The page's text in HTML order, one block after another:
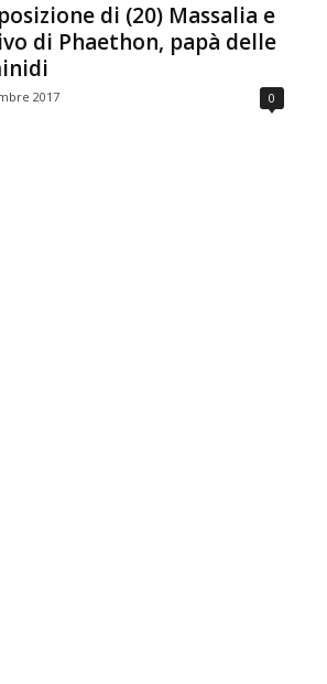
di (20) Massalia e
di Phaethon, papà delle
2017 0